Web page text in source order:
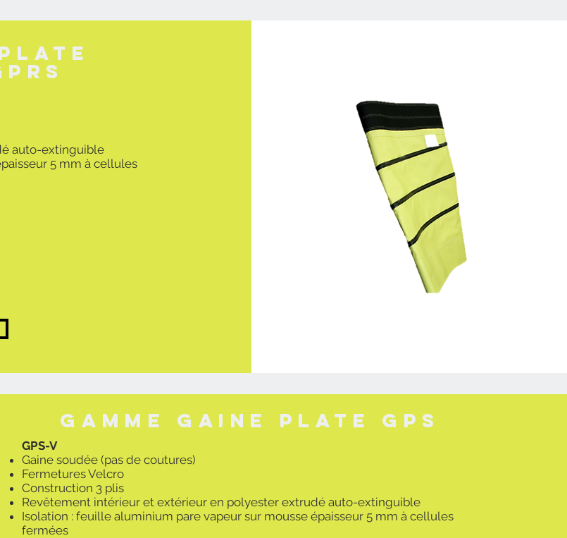
plate
auto-extinguible
5 mm à cellules
Gamme gaine plate GPS
GPS-V
Gaine soudée (pas de coutures)
Fermetures Velcro
Construction 3 plis
Revêtement intérieur et extérieur en polyester extrudé auto-extinguible
Isolation : feuille aluminium pare vapeur sur mousse épaisseur 5 mm à cellules
fermées